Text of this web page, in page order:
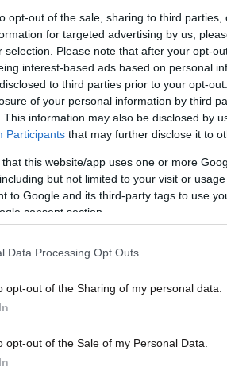
opt-out of the sale, sharing to third
for targeted advertising by us,
selection. Please note that after your opt-
interest-based ads based on personal
to third parties prior to your opt-
of your personal information by third
This information may also be disclosed by
Participants that may further disclose it to
that this website/app uses one or more
but not limited to your visit or
to Google and its third-party tags to use
consent section.
Data Processing Opt Outs
opt-out of the Sharing of my personal data.
opt-out of the Sale of my Personal Data.